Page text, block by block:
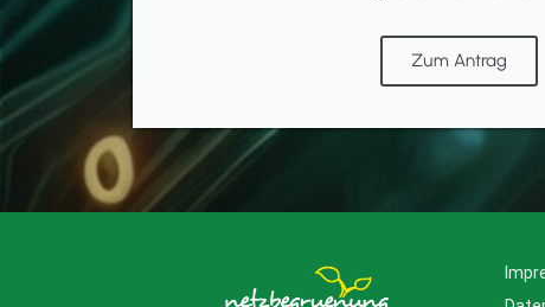
Zum Antrag